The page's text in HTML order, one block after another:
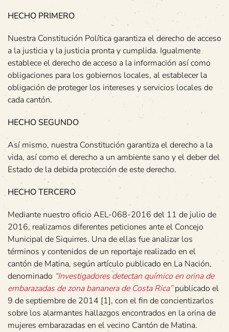
HECHO PRIMERO
Nuestra Constitución Política garantiza el derecho de acceso
a la justicia y la justicia pronta y cumplida. Igualmente
establece el derecho de acceso a la información así como
obligaciones para los gobiernos locales, al establecer la
obligación de proteger los intereses y servicios locales de
cada cantón.
HECHO SEGUNDO
Así mismo, nuestra Constitución garantiza el derecho a la
vida, así como el derecho a un ambiente sano y el deber del
Estado de la debida protección de este derecho.
HECHO TERCERO
Mediante nuestro oficio AEL-068-2016 del 11 de julio de
2016, realizamos diferentes peticiones ante el Concejo
Municipal de Siquirres. Una de ellas fue analizar los
términos y contenidos de un reportaje realizado en el
cantón de Matina, según artículo publicado en La Nación,
denominado “Investigadores detectan químico en orina de
embarazadas de zona bananera de Costa Rica”publicado el
9 de septiembre de 2014 [1], con el fin de concientizarlos
sobre los alarmantes hallazgos encontrados en la orina de
mujeres embarazadas en el vecino Cantón de Matina.